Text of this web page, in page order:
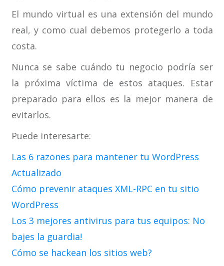
El mundo virtual es una extensión del mundo
real, y como cual debemos protegerlo a toda
costa.
Nunca se sabe cuándo tu negocio podría ser
la próxima víctima de estos ataques. Estar
preparado para ellos es la mejor manera de
evitarlos.
Puede interesarte:
Las 6 razones para mantener tu WordPress
Actualizado
Cómo prevenir ataques XML-RPC en tu sitio
WordPress
Los 3 mejores antivirus para tus equipos: No
bajes la guardia!
Cómo se hackean los sitios web?